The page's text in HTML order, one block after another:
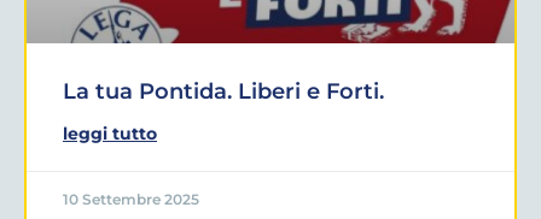
La tua Pontida. Liberi e Forti.
leggi tutto
10 Settembre 2025